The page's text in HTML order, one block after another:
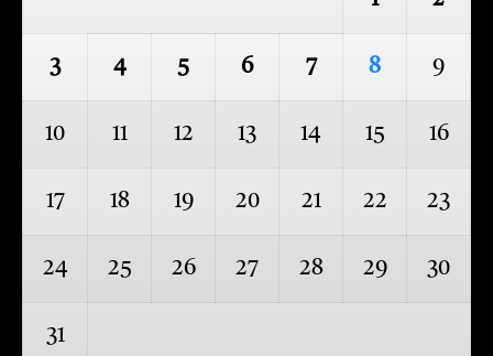
3 4 5 6 7 8 9
10 11 12 13 14 15 16
17 18 19 20 21 22 23
24 25 26 27 28 29 30
31